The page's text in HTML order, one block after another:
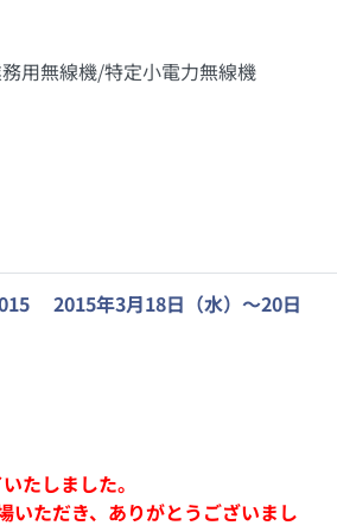
用無線機/特定小電力無線機
2015年3月18日（水）～20日
たしました。
いただき、ありがとうございまし